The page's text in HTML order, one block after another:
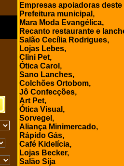
Empresas apoiadoras
Prefeitura municipal,
Mara Moda Evangélica,
Recanto restaurante e
Salão Cecília Rodrigues,
Lojas Lebes,
Clini Pet,
Ótica Carol,
Sano Lanches,
Colchões Ortobom,
Jô Confecções,
Art Pet,
Ótica Visual,
Sorvegel,
Aliança Minimercado,
Rápido Gás,
Café Kidelícia,
Lojas Becker,
Salão Sija